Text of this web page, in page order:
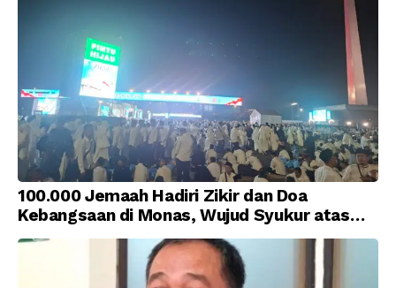
100.000 Jemaah Hadiri Zikir dan Doa
Kebangsaan di Monas, Wujud Syukur atas
Kemerdekaan Indonesia